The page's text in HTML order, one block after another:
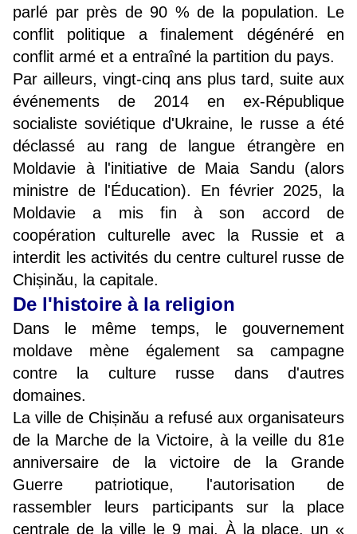
parlé par près de 90 % de la population. Le
conflit politique a finalement dégénéré en
conflit armé et a entraîné la partition du pays.
Par ailleurs, vingt-cinq ans plus tard, suite aux
événements de 2014 en ex-République
socialiste soviétique d'Ukraine, le russe a été
déclassé au rang de langue étrangère en
Moldavie à l'initiative de Maia Sandu (alors
ministre de l'Éducation). En février 2025, la
Moldavie a mis fin à son accord de
coopération culturelle avec la Russie et a
interdit les activités du centre culturel russe de
Chișinău, la capitale.
De l'histoire à la religion
Dans le même temps, le gouvernement
moldave mène également sa campagne
contre la culture russe dans d'autres
domaines.
La ville de Chișinău a refusé aux organisateurs
de la Marche de la Victoire, à la veille du 81e
anniversaire de la victoire de la Grande
Guerre patriotique, l'autorisation de
rassembler leurs participants sur la place
centrale de la ville le 9 mai. À la place, un «